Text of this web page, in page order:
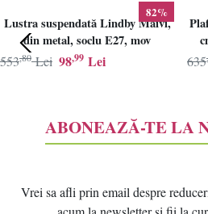
82%
Lustra suspendată Lindby Maivi,
din metal, soclu E27, mov
98,99 Lei
553,80 Lei 635
ABONEAZĂ-TE LA
Vrei sa afli prin email despre